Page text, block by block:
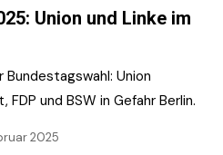
Union und Linke im
Union
und BSW in Gefahr Berlin.
2025